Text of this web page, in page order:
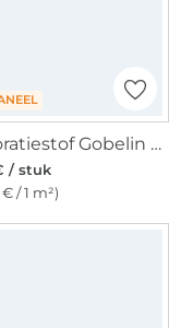
Decoratiestof Gobelin paneel Panel Baby Cats, 46 x 46 cm
/ stuk
/ 1 m²)